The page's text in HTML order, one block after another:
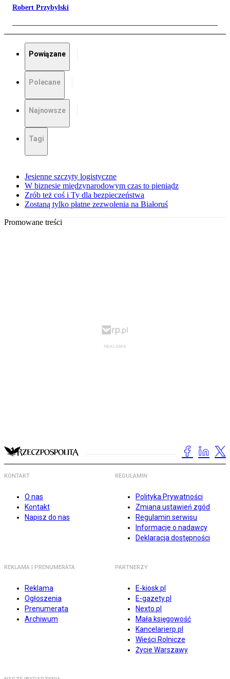
Robert Przybylski
Powiązane
Polecane
Najnowsze
Tagi
Jesienne szczyty logistyczne
W biznesie międzynarodowym czas to pieniądz
Zrób też coś i Ty dla bezpieczeństwa
Zostaną tylko płatne zezwolenia na Białoruś
Promowane treści
KONTAKT
O nas
Kontakt
Napisz do nas
REGULAMIN
Polityka Prywatności
Zmiana ustawień zgód
Regulamin serwisu
Informacje o nadawcy
Deklaracja dostępności
REKLAMA I PRENUMERATA
Reklama
Ogłoszenia
Prenumerata
Archiwum
PARTNERZY
E-kiosk.pl
E-gazety.pl
Nexto.pl
Mała księgowość
Kancelarierp.pl
Wieści Rolnicze
Życie Warszawy